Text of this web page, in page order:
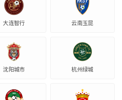
大连智行 云南玉昆
沈阳城市 杭州绿城